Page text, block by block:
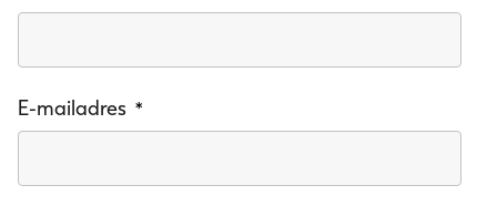
Over Onbeperkt Jobstudent
Partners
E-mailadres *